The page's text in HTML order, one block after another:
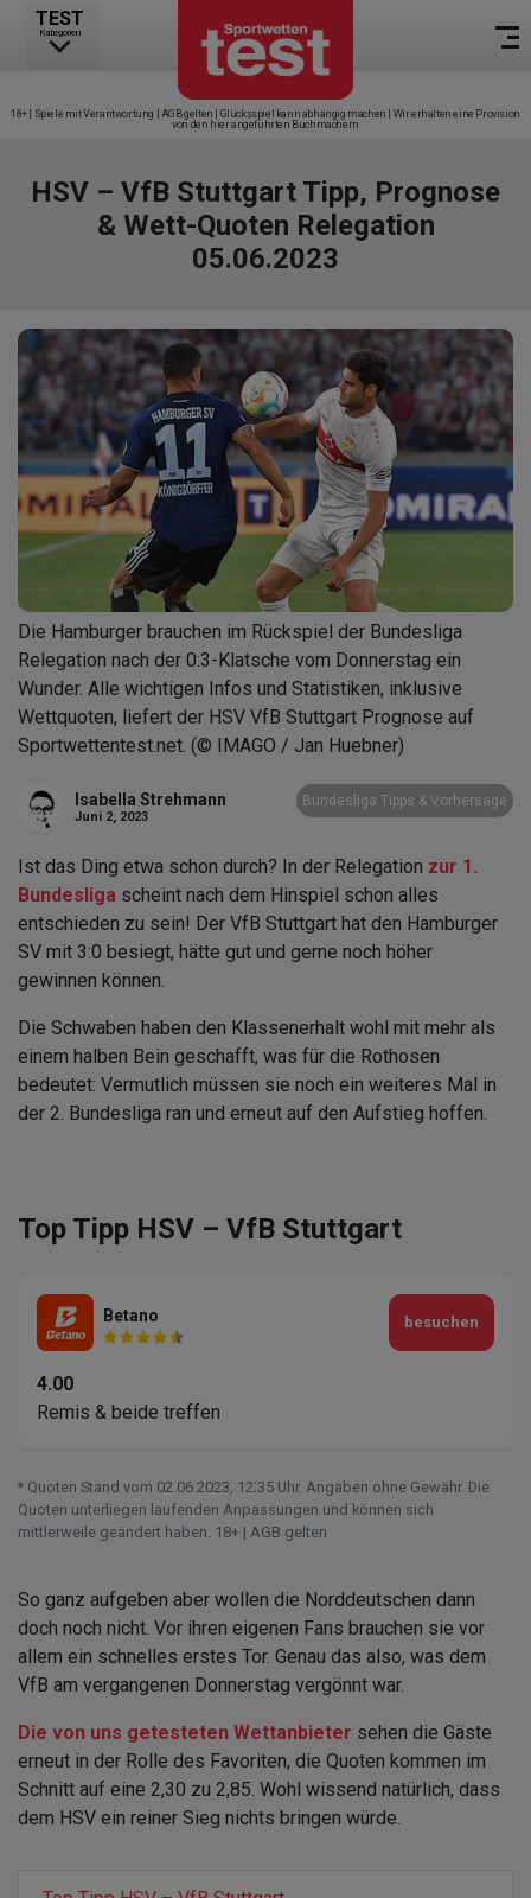
TEST
Kategorien
18+ | Spiele mit Verantwortung | AGB gelten | Glücksspiel kann abhängig machen | Wir erhalten eine Provision
von den hier angeführten Buchmachern
HSV – VfB Stuttgart Tipp, Prognose
& Wett-Quoten Relegation
05.06.2023
Die Hamburger brauchen im Rückspiel der Bundesliga
Relegation nach der 0:3-Klatsche vom Donnerstag ein
Wunder. Alle wichtigen Infos und Statistiken, inklusive
Wettquoten, liefert der HSV VfB Stuttgart Prognose auf
Sportwettentest.net. (© IMAGO / Jan Huebner)
Isabella Strehmann
Juni 2, 2023
Bundesliga Tipps & Vorhersage
Ist das Ding etwa schon durch? In der Relegation zur 1.
Bundesliga scheint nach dem Hinspiel schon alles
entschieden zu sein! Der VfB Stuttgart hat den Hamburger
SV mit 3:0 besiegt, hätte gut und gerne noch höher
gewinnen können.
Die Schwaben haben den Klassenerhalt wohl mit mehr als
einem halben Bein geschafft, was für die Rothosen
bedeutet: Vermutlich müssen sie noch ein weiteres Mal in
der 2. Bundesliga ran und erneut auf den Aufstieg hoffen.
Top Tipp HSV – VfB Stuttgart
Betano
4.00
Remis & beide treffen
besuchen
* Quoten Stand vom 02.06.2023‚ 12⁚35 Uhr. Angaben ohne Gewähr. Die
Quoten unterliegen laufenden Anpassungen und können sich
mittlerweile geändert haben. 18+ | AGB gelten
So ganz aufgeben aber wollen die Norddeutschen dann
doch noch nicht. Vor ihren eigenen Fans brauchen sie vor
allem ein schnelles erstes Tor. Genau das also, was dem
VfB am vergangenen Donnerstag vergönnt war.
Die von uns getesteten Wettanbieter sehen die Gäste
erneut in der Rolle des Favoriten, die Quoten kommen im
Schnitt auf eine 2,30 zu 2,85. Wohl wissend natürlich, dass
dem HSV ein reiner Sieg nichts bringen würde.